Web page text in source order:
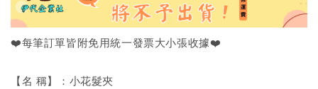
❤️每筆訂單皆附免用統一發票大小張收據❤️
【名 稱】：小花髮夾